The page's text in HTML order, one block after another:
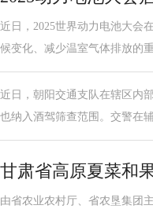
近日，2025世界动力电池大会
候变化、减少温室气体排放的
近日，朝阳交通支队在辖区内
也纳入酒驾筛查范围。交警在
甘肃省高原夏菜和
由省农业农村厅、省农垦集团